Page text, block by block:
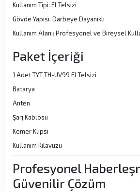
Kullanım Tipi: El Telsizi
Gövde Yapısı: Darbeye Dayanıklı
Kullanım Alanı: Profesyonel ve Bireysel
Paket İçeriği
1 Adet TYT TH-UV99 El Telsizi
Batarya
Anten
Şarj Kablosu
Kemer Klipsi
Kullanım Kılavuzu
Profesyonel
Güvenilir Çözüm